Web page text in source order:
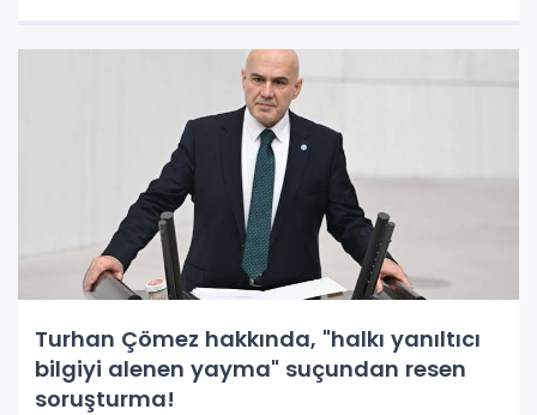
Turhan Çömez hakkında, "halkı yanıltıcı
bilgiyi alenen yayma" suçundan resen
soruşturma!